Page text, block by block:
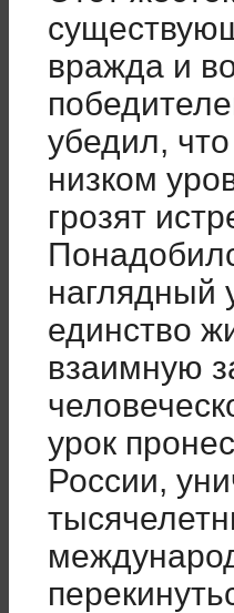
вражда и
убедил,
низком
грозят
наглядный
единство
взаимную
урок
России,